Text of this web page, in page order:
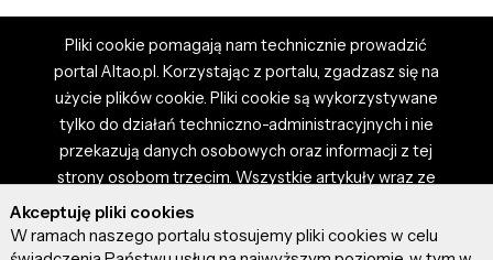
Pliki cookie pomagają nam technicznie prowadzić
portal Altao.pl. Korzystając z portalu, zgadzasz się na
użycie plików cookie. Pliki cookie są wykorzystywane
tylko do działań techniczno-administracyjnych i nie
przekazują danych osobowych oraz informacji z tej
strony osobom trzecim. Wszystkie artykuły wraz ze
zdjęciami i materiałami dostępnymi na portalu są
własnością użytkowników. Administrator i właściciel
Akceptuję pliki cookies
W ramach naszego portalu stosujemy pliki cookies w celu